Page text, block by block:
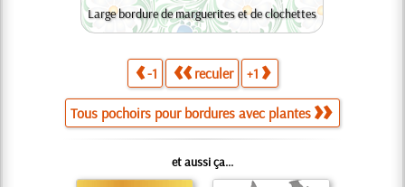
Large bordure de marguerites et de clochettes
-1 reculer +1
Tous pochoirs pour bordures avec plantes
et aussi ça...